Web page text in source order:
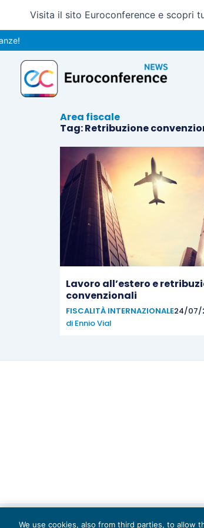
contenuto
Visita il sito Euroconference e scopri
Area fiscale
Tag: Retribuzione
Lavoro all’estero e
convenzionali
FISCALITÀ INTERNAZIONALE24/07/
di Ennio Vial
We use cookies, also from third parties, to allow